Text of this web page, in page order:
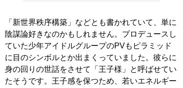
「新世界秩序構築」などとも書かれていて、単に
陰謀論好きなのかもしれません。プロデュースし
ていた少年アイドルグループのPVもピラミッド
に目のシンボルとか出まくっていました。彼らに
身の回りの世話をさせて「王子様」と呼ばせてい
たそうです。王子感を保つため、若いエネルギー